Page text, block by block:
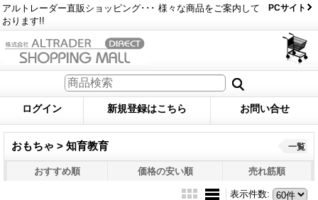
アルトレーダー直販ショッピング･･･ 様々な商品をご案内して
おります!!
PCサイト
ログイン 新規登録はこちら お問い合せ
おもちゃ > 知育教育 一覧
おすすめ順 価格の安い順 売れ筋順
表示件数: